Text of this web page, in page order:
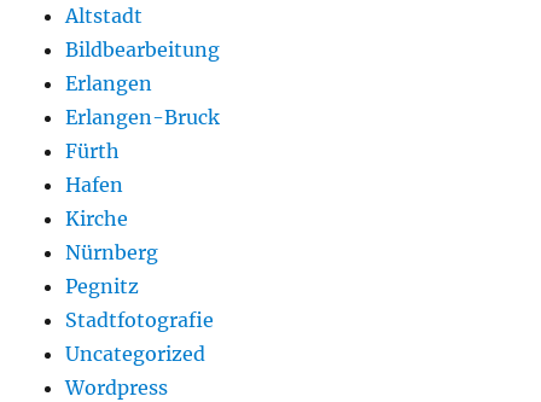
Altstadt
Bildbearbeitung
Erlangen
Erlangen-Bruck
Fürth
Hafen
Kirche
Nürnberg
Pegnitz
Stadtfotografie
Uncategorized
Wordpress